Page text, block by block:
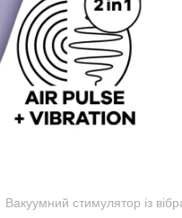
Вакуумний стимулятор із